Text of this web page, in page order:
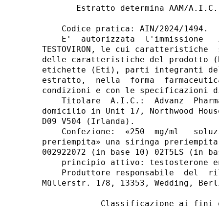
Estratto determina AAM/
    Codice pratica: AIN/2024/1494.
E'  autorizzata  l'immissione
TESTOVIRON, le cui
delle caratteristiche del prodotto
etichette (Eti), parti integranti
estratto,  nella  forma
condizioni e con le specificazioni
Titolare  A.I.C.:  Advanz
domicilio in Unit 17, Northwood
D09 V504 (Irlanda).
Confezione:  «250  mg/ml
preriempita» una siringa
002922072 (in base 10) 02T5LS (in
principio attivo: testosterone
Produttore responsabile  del
Müllerstr. 178, 13353, Wedding,
Classificazione ai